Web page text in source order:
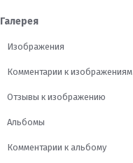
Галерея
Изображения
Комментарии к изображениям
Отзывы к изображению
Альбомы
Комментарии к альбому